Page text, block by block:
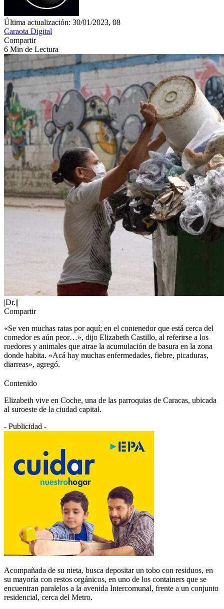
Última actualización: 30/01/2023, 08
Caraota Digital
Compartir
6 Min de Lectura
|Dr.||
Compartir
«Se ven muchas ratas por aquí; en el contenedor que está cerca del
comedor es aún peor…», dijo Elizabeth Castillo, al referirse a los
roedores y animales que atrae la acumulación de basura en la zona
donde habita. «Acá hay muchas enfermedades, fiebre, picaduras,
diarreas», agregó.
Contenido
Elizabeth vive en Coche, una de las parroquias de Caracas, ubicada
al suroeste de la ciudad capital.
- Publicidad -
Acompañada de su nieta, busca depositar un tobo con residuos, en
su mayoría con restos orgánicos, en uno de los containers que se
encuentran paralelos a la avenida Intercomunal, frente a un conjunto
residencial, cerca del Metro.